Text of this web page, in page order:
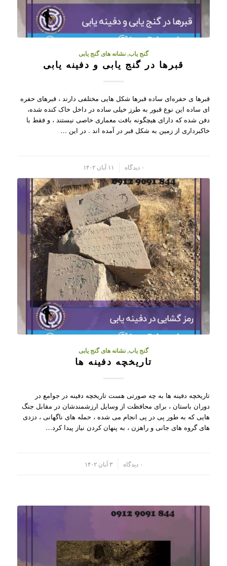
گنج یاب,نشانه های گنج یابی
قبرها در گنج یابی و دفینه یابی
قبرها ی حفره‌ای ساده قبرها شکل هایی مختلفی دارند ، قبرهای حفره
ای ساده این نوع قبور به طرز خیلی ساده در داخل خاک کنده شده،
دفن شده که دارای هیچگونه بافت معماری خاصی نیستند ، و فقط با
خاکبرداری از زمین به شکل قبر در آمده اند . در این …
۰ دیدگاه ۱۱ آبان ۱۴۰۲
گنج یاب,نشانه های گنج یابی
تاریخچه دفینه ها
تاریخچه دفینه ها به چه صورتی هست تاریخچه دفینه در جوامع در
دوران باستان ، برای محافظت از وسایل ارزشمندشان در مقابل جنگ
هایی که به طور پی در پی انجام می شده ، حمله های ناگهانی ، دزدی
های گروه های جانی و راهزن ، به پنهان کردن نیاز پیدا کرد…
۰ دیدگاه ۳ آبان ۱۴۰۲